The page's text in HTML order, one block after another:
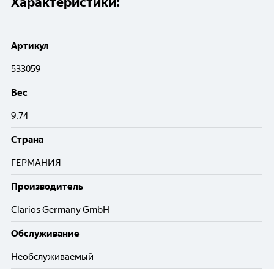
Артикул
533059
Вес
9.74
Cтрана
ГЕРМАНИЯ
Производитель
Clarios Germany GmbH
Обслуживание
Необслуживаемый